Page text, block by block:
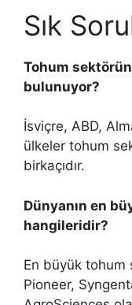
Sık
Tohum
bulunuyor?
İsviçre, ABD,
ülkeler tohum
birkaçıdır.
Dünyanın en
hangileridir?
En büyük tohum
Pioneer,